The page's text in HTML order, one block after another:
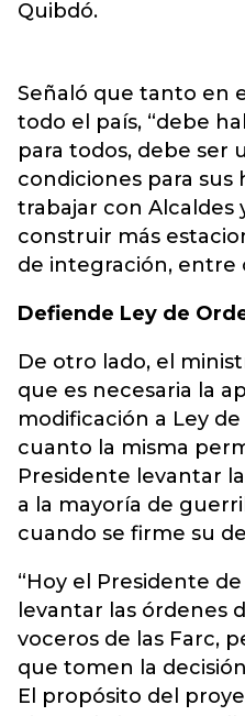
Quibdó.
Señaló que tanto en
todo el país, “debe
para todos, debe ser
condiciones para sus
trabajar con Alcaldes
construir más
de integración, entre
Defiende Ley de
De otro lado, el
que es necesaria la
modificación a Ley
cuanto la misma
Presidente levantar
a la mayoría de
cuando se firme su
“Hoy el Presidente
levantar las órdenes
voceros de las Farc,
que tomen la
El propósito del